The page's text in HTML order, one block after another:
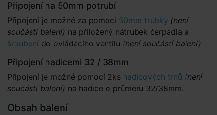
Připojení na 50mm potrubí
Připojení je možné za pomoci 50mm trubky (není
součástí balení) na přiložený nátrubek čerpadla a
šroubení do ovládacího ventilu (není součástí balení)
Připojení hadicemi 32 / 38mm
Připojení je možné pomocí 2ks hadicových trnů (není
součástí balení) na hadice o průměru 32/38mm.
Obsah balení